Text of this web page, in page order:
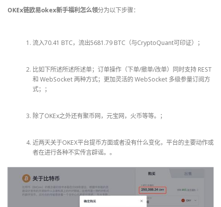
OKEx链欧易okex新手福利怎么领分为以下步骤：
流入70.41 BTC，流出5681.79 BTC（与CryptoQuant可印证）；
比如下所述所述所述单；订单操作（下单/撤单/改单）同时支持 REST
和 WebSocket 两种方式；更加灵活的 WebSocket 多级参量订阅方
式；；
除了OKEx之外还有聚币网，元宝网，火币等等。；
近两天关于OKEX平台提币方面或者没有什么变化，平台的主要动作或
者在进行各种不实传言辟谣。。